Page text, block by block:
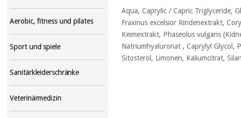
Aerobic, fitness und pilates
Sport und spiele
Sanitärkleiderschränke
Veterinärmedizin
Aqua, Caprylic / Capric Triglyceride,
Fraxinus excelsior Rindenextrakt,
Keimextrakt, Phaseolus vulgaris
Natriumhyaluronat , Caprylyl Glycol,
Sitosterol, Limonen, Kaliumcitrat,